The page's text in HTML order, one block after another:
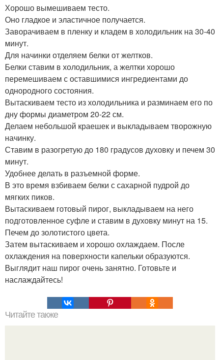
Хорошо вымешиваем тесто.
Оно гладкое и эластичное получается.
Заворачиваем в пленку и кладем в холодильник на 30-40
минут.
Для начинки отделяем белки от желтков.
Белки ставим в холодильник, а желтки хорошо
перемешиваем с оставшимися ингредиентами до
однородного состояния.
Вытаскиваем тесто из холодильника и разминаем его по
дну формы диаметром 20-22 см.
Делаем небольшой краешек и выкладываем творожную
начинку.
Ставим в разогретую до 180 градусов духовку и печем 30
минут.
Удобнее делать в разъемной форме.
В это время взбиваем белки с сахарной пудрой до
мягких пиков.
Вытаскиваем готовый пирог, выкладываем на него
подготовленное суфле и ставим в духовку минут на 15.
Печем до золотистого цвета.
Затем вытаскиваем и хорошо охлаждаем. После
охлаждения на поверхности капельки образуются.
Выглядит наш пирог очень занятно. Готовьте и
наслаждайтесь!
Читайте также